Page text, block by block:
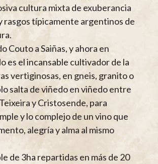
cultura mixta de exuberancia
rasgos típicamente argentinos de
Couto a Saiñas, y ahora en
es el incansable cultivador de la
vertiginosas, en gneis, granito o
salta de viñedo en viñedo entre
y Cristosende, para
y lo complejo de un vino que
alegría y alma al mismo
de 3ha repartidas en más de 20